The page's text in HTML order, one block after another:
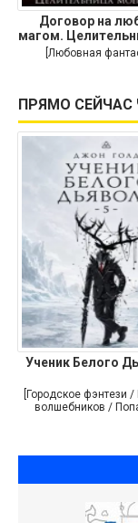
Договор на
магом.
души
[Любовная
ПРЯМО СЕЙЧАС
Ученик Белого
[Городское фэнтези /
волшебников /